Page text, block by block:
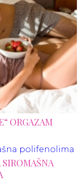
ORGAZAM
SIROMAŠNA